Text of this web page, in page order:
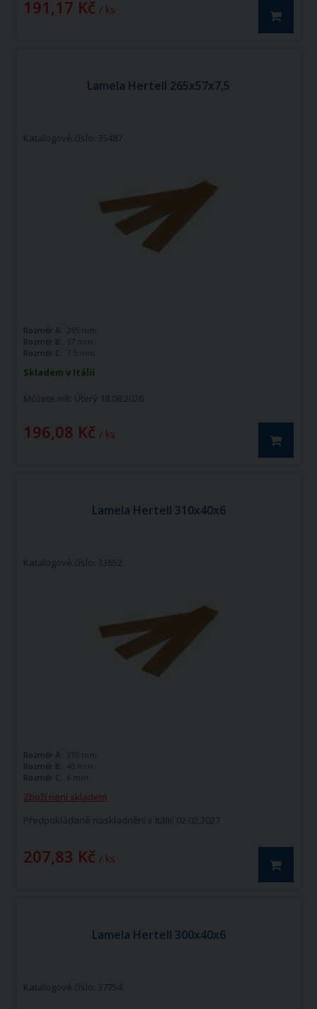
191,17 Kč / ks
Lamela Hertell 265x57x7,5
Katalogové číslo: 35487
Skladem v Itálii
Můžete mít: Úterý 18.08.2026
196,08 Kč / ks
Rozměr A:
265 mm
Rozměr B:
57 mm
Rozměr C:
7,5 mm
Lamela Hertell 310x40x6
Katalogové číslo: 33652
Zboží není skladem
Předpokládané naskladnění v Itálii: 02.02.2027
207,83 Kč / ks
Rozměr A:
310 mm
Rozměr B:
40 mm
Rozměr C: 6 mm
Lamela Hertell 300x40x6
Katalogové číslo: 37754